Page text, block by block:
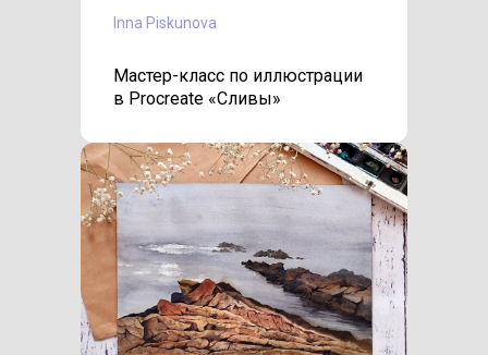
Inna Piskunova
Мастер-класc по иллюстрации
в Procreate «Сливы»